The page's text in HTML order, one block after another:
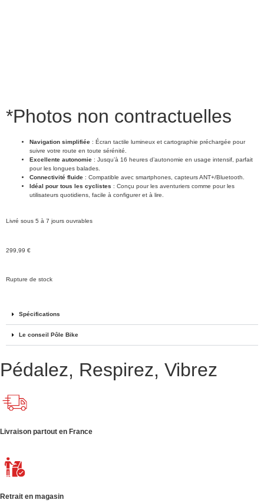
*Photos non contractuelles
Navigation simplifiée : Écran tactile lumineux et cartographie préchargée pour
suivre votre route en toute sérénité.
Excellente autonomie : Jusqu’à 16 heures d’autonomie en usage intensif, parfait
pour les longues balades.
Connectivité fluide : Compatible avec smartphones, capteurs ANT+/Bluetooth.
Idéal pour tous les cyclistes : Conçu pour les aventuriers comme pour les
utilisateurs quotidiens, facile à configurer et à lire.
Livré sous 5 à 7 jours ouvrables
299,99 €
Rupture de stock
Spécifications
Le conseil Pôle Bike
Pédalez, Respirez, Vibrez
Livraison partout en France
Retrait en magasin